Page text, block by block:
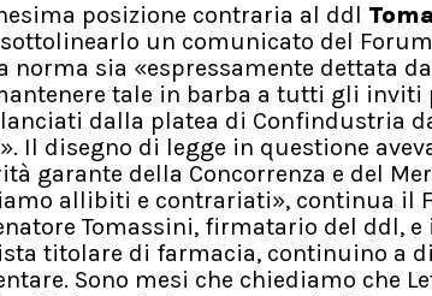
posizione contraria al ddl
un comunicato del
norma sia «espressamente dettata
tale in barba a tutti gli inviti
dalla platea di Confindustria
Il disegno di legge in questione
garante della Concorrenza e del
allibiti e contrariati», continua il
Tomassini, firmatario del ddl, e
titolare di farmacia, continuino a
Sono mesi che chiediamo che